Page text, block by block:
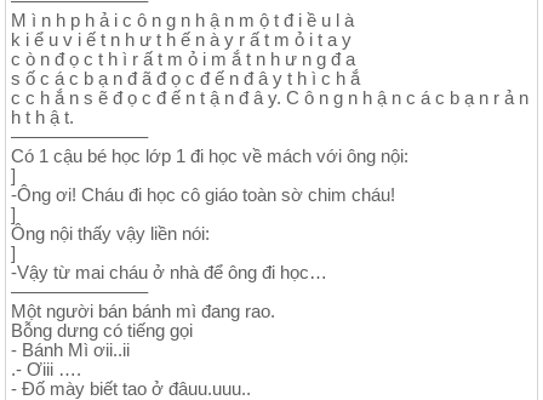
M ì n h p h ả i c ô n g n h ậ n m ộ t đ i ề u l à
k i ể u v i ế t n h ư t h ế n à y r ấ t m ỏ i t a y
c ò n đ ọ c t h ì r ấ t m ỏ i m ắ t n h ư n g đ a
s ố c á c b ạ n đ ã đ ọ c đ ế n đ â y t h ì c h ắ
c c h ắ n s ẽ đ ọ c đ ế n t ậ n đ â y. C ô n g n h ậ n c á c b ạ n r ả n
h t h ậ t.
———————–
Có 1 cậu bé học lớp 1 đi học về mách với ông nội:
]
-Ông ơi! Cháu đi học cô giáo toàn sờ chim cháu!
]
Ông nội thấy vậy liền nói:
]
-Vậy từ mai cháu ở nhà để ông đi học…
———————–
Một người bán bánh mì đang rao.
Bỗng dưng có tiếng gọi
- Bánh Mì ơii..ii
.- Ơiii ….
- Đố mày biết tao ở đâuu.uuu..